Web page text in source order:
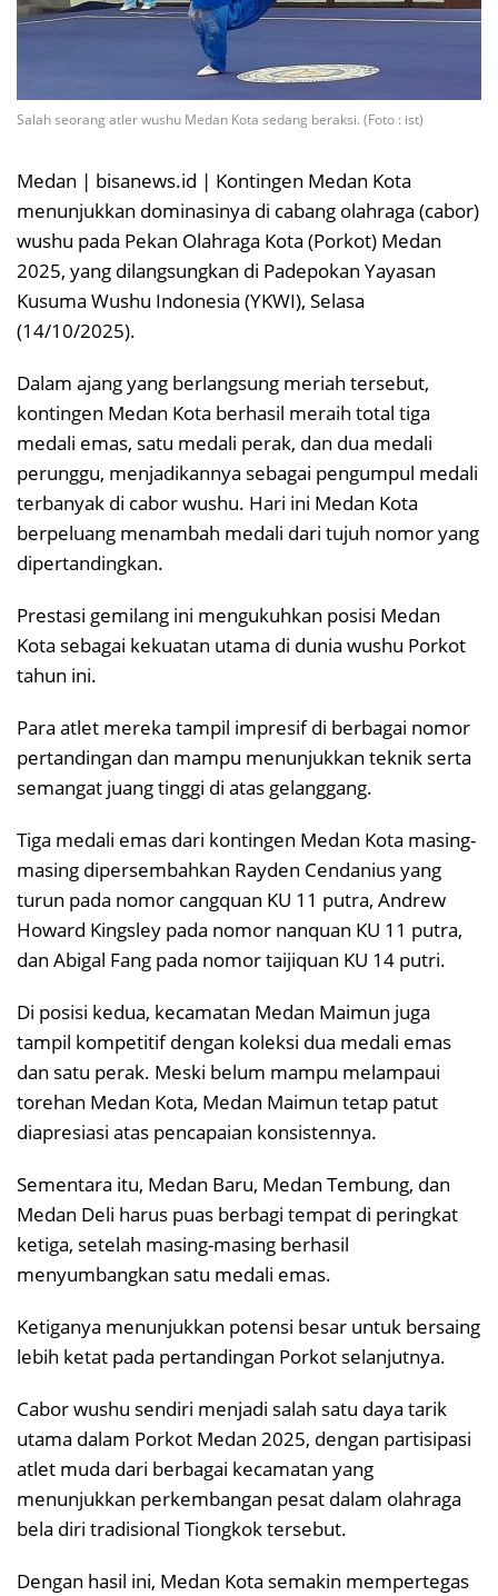
Salah seorang atler wushu Medan Kota sedang beraksi. (Foto : ist)
Medan | bisanews.id | Kontingen Medan Kota
menunjukkan dominasinya di cabang olahraga (cabor)
wushu pada Pekan Olahraga Kota (Porkot) Medan
2025, yang dilangsungkan di Padepokan Yayasan
Kusuma Wushu Indonesia (YKWI), Selasa
(14/10/2025).
Dalam ajang yang berlangsung meriah tersebut,
kontingen Medan Kota berhasil meraih total tiga
medali emas, satu medali perak, dan dua medali
perunggu, menjadikannya sebagai pengumpul medali
terbanyak di cabor wushu. Hari ini Medan Kota
berpeluang menambah medali dari tujuh nomor yang
dipertandingkan.
Prestasi gemilang ini mengukuhkan posisi Medan
Kota sebagai kekuatan utama di dunia wushu Porkot
tahun ini.
Para atlet mereka tampil impresif di berbagai nomor
pertandingan dan mampu menunjukkan teknik serta
semangat juang tinggi di atas gelanggang.
Tiga medali emas dari kontingen Medan Kota masing-
masing dipersembahkan Rayden Cendanius yang
turun pada nomor cangquan KU 11 putra, Andrew
Howard Kingsley pada nomor nanquan KU 11 putra,
dan Abigal Fang pada nomor taijiquan KU 14 putri.
Di posisi kedua, kecamatan Medan Maimun juga
tampil kompetitif dengan koleksi dua medali emas
dan satu perak. Meski belum mampu melampaui
torehan Medan Kota, Medan Maimun tetap patut
diapresiasi atas pencapaian konsistennya.
Sementara itu, Medan Baru, Medan Tembung, dan
Medan Deli harus puas berbagi tempat di peringkat
ketiga, setelah masing-masing berhasil
menyumbangkan satu medali emas.
Ketiganya menunjukkan potensi besar untuk bersaing
lebih ketat pada pertandingan Porkot selanjutnya.
Cabor wushu sendiri menjadi salah satu daya tarik
utama dalam Porkot Medan 2025, dengan partisipasi
atlet muda dari berbagai kecamatan yang
menunjukkan perkembangan pesat dalam olahraga
bela diri tradisional Tiongkok tersebut.
Dengan hasil ini, Medan Kota semakin mempertegas